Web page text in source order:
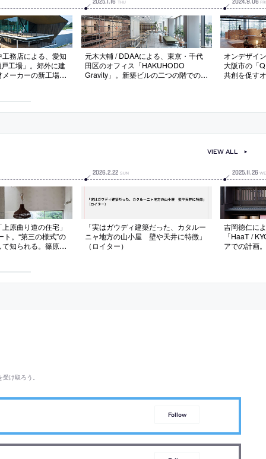
務店による、愛知
工場」。郊外に建
ーカーの新工場。
存在を志向。水平
と屋根を特徴とす
THU
元木大輔 / DDAAによる、東京・千代
田区のオフィス「HAKUHODO
Gravity」。新築ビルの二つの階での計
を志向。合理性も考慮して既存のフロ
る
オンデザイ
大阪市の「
共創を促す
や視線を什
原曲り道の住宅」
。“第三の様式”の
知られる。篠原が
康とその家族の住
2026.2.22 SUN
「実はガウディ建築だった、カタルー
ニャ地方の山小屋 壁や天井に特徴」
（ロイター）
2025.11.26
吉岡徳仁に
「HaaT /
アでの計画
る“桜色”に
VIEW ALL
け取ろう。
Follow